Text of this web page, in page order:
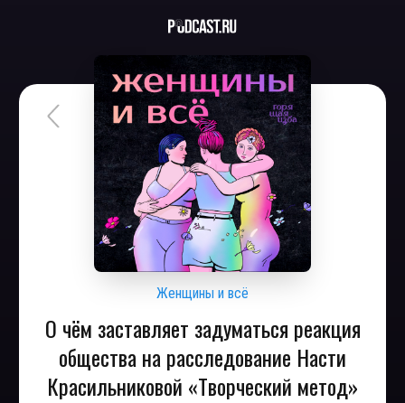
Женщины и всё
О чём заставляет задуматься реакция
общества на расследование Насти
Красильниковой «Творческий метод»